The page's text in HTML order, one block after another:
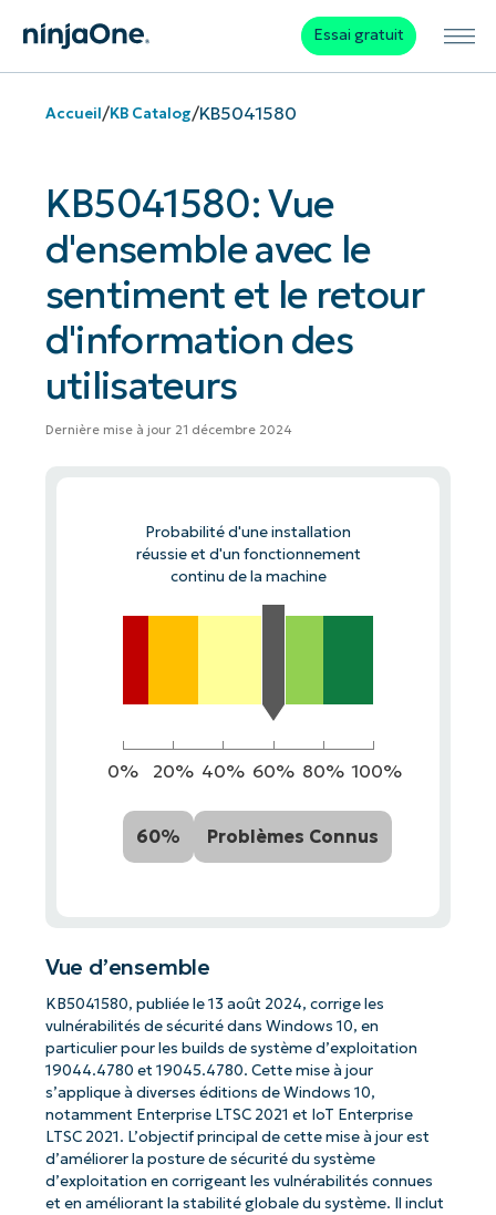
Essai gratuit
Accueil/KB Catalog/KB5041580
KB5041580: Vue
d'ensemble avec le
sentiment et le retour
d'information des
utilisateurs
Dernière mise à jour 21 décembre 2024
Probabilité d'une installation
réussie et d'un fonctionnement
continu de la machine
0% 20% 40% 60% 80% 100%
60% Problèmes Connus
Vue d’ensemble
KB5041580, publiée le 13 août 2024, corrige les
vulnérabilités de sécurité dans Windows 10, en
particulier pour les builds de système d’exploitation
19044.4780 et 19045.4780. Cette mise à jour
s’applique à diverses éditions de Windows 10,
notamment Enterprise LTSC 2021 et IoT Enterprise
LTSC 2021. L’objectif principal de cette mise à jour est
d’améliorer la posture de sécurité du système
d’exploitation en corrigeant les vulnérabilités connues
et en améliorant la stabilité globale du système. Il inclut